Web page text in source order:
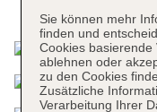
Sie können mehr
finden und
Cookies basierende
ablehnen oder
zu den Cookies
Zusätzliche
Verarbeitung Ihrer